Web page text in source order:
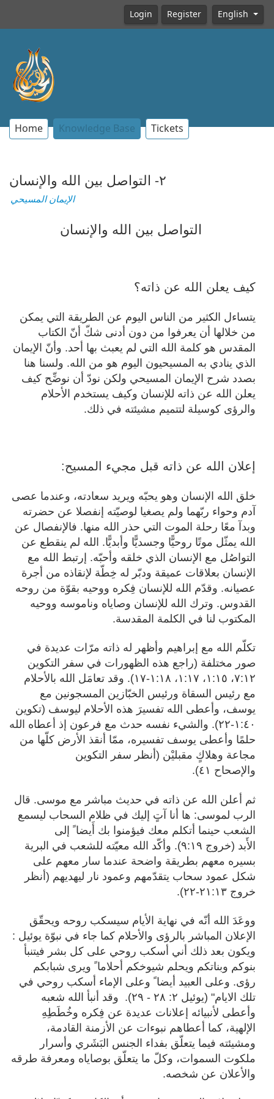
Login Register English
Home Knowledge Base Tickets
٢- التواصل بين الله والإنسان
الإيمان المسيحي
كيف يعلن الله عن ذاته؟
يتساءل الكثير من الناس اليوم عن الطريقة التي يمكن
من خلالها أن يعرفوا من دون أدنى شكّ أنّ الكتاب
المقدس هو كلمة الله التي لم يعبث بها أحد. وأنّ الإيمان
الذي ينادي به المسيحيون اليوم هو من الله. ولسنا هنا
بصدد شرح الإيمان المسيحي ولكن نودّ أن نوضِّح كيف
يعلن الله عن ذاته للإنسان وكيف يستخدم الأحلام
والرؤى كوسيلة لتتميم مشيئته في ذلك.
إعلان الله عن ذاته قبل مجيء المسيح:
خلق الله الإنسان وهو يحبّه ويريد سعادته، وعندما عصى
آدم وحواء ربّهما ولم يصغيا لوصيّته إنفصلا عن حضرته
وبدآ معًا رحلة الموت التي حذر الله منها. فالإنفصال عن
الله يمثّل موتًا روحيًّا وجسديًّا وأبديًّا. الله لم ينقطع عن
التواصُل مع الإنسان الذي خلقه وأحبّه. إرتبط الله مع
الإنسان بعلاقات عميقة ودبّر له خِطّة لإنقاذه من أجرة
عصيانه. وقدّم الله للإنسان فِكره ووحيه بقوّة من روحه
القدوس. وترك الله للإنسان وصاياه وناموسه ووحيه
المكتوب لنا في الكلمة المقدسة.
تكلّم الله مع إبراهيم وأظهر له ذاته مرّات عديدة في
صور مختلفة (راجع هذه الظهورات في سفر التكوين
٧:١٢، ١:١٥، ١:١٧، ١:١٨-١٧). وقد تعامَل الله بالأحلام
مع رئيس السقاة ورئيس الخبّازين المسجونين مع
يوسف، وأعطى الله تفسيرَ هذه الأحلام ليوسف (تكوين
١:٤٠-٢٢). والشيء نفسه حدث مع فرعون إذ أعطاه الله
حلمًا وأعطى يوسف تفسيره، ممّا أنقذ الأرض كلّها من
مجاعة وهلاكٍ مقبليْن (أنظر سفر التكوين
والإصحاح ٤١).
ثم أعلن الله عن ذاته في حديث مباشر مع موسى. قال
الرب لموسى: ها أنا آتٍ إليك في ظلام السحاب ليسمع
الشعب حينما أتكلم معك فيؤمنوا بك أَيضا ً إلى
الأَبد (خروج ٩:١٩). وأكّد الله معيّته للشعب في البرية
بسيره معهم بطريقة واضحة عندما سار معهم على
شكل عمود سحاب يتقدّمهم وعمود نار ليهديهم (أنظر
خروج ٢١:١٣-٢٢).
ووعَدَ الله أنّه في نهاية الأيام سيسكب روحه ويحقّق
الإعلان المباشر بالرؤى والأحلام كما جاء في نبوّة يوئيل :
ويكون بعد ذلك أني أسكب روحي على كل بشر فيتنبأ
بنوكم وبناتكم ويحلم شيوخكم أحلاما ً ويرى شبابكم
رؤى. وعلى العبيد أيضا ً وعلى الإماء أسكب روحي في
تلك الايام" (يوئيل ٢: ٢٨ - ٢٩).
وقد أنبأ الله شعبه
وأعطى لأنبيائه إعلانات عديدة عن فِكره وخُطَطِهِ
الإلهية، كما أعطاهم نبوءات عن الأزمنة القادمة،
ومشيئته فيما يتعلّق بفداء الجنس البَشَري وأسرار
ملكوت السموات، وكلّ ما يتعلّق بوصاياه ومعرفة طرقه
والأعلان عن شخصه.